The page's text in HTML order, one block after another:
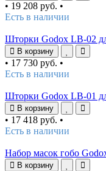
• 19 208 руб. •
Есть в наличии
Шторки Godox LB-02
В корзину
• 17 730 руб. •
Есть в наличии
Шторки Godox LB-01
В корзину
• 17 418 руб. •
Есть в наличии
Набор масок гобо
В корзину